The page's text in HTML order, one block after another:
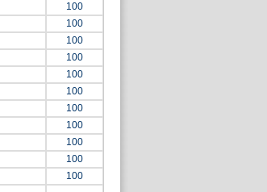
100
100
100
100
100
100
100
100
100
100
100